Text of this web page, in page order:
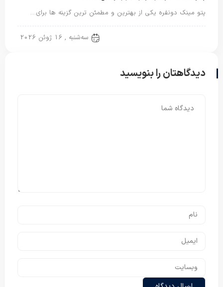
پتو مینک دونفره یکی از بهترین و مطمئن ترین گزینه ها برای…
سه‌شنبه , 16 ژوئن 2026
دیدگاهتان را بنویسید